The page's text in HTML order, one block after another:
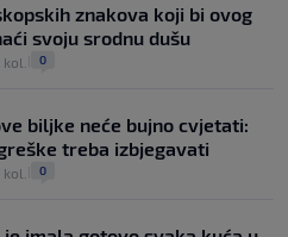
znakova koji bi ovog
svoju srodnu dušu
kol. 0
biljke neće bujno cvjetati:
treba izbjegavati
kol. 0